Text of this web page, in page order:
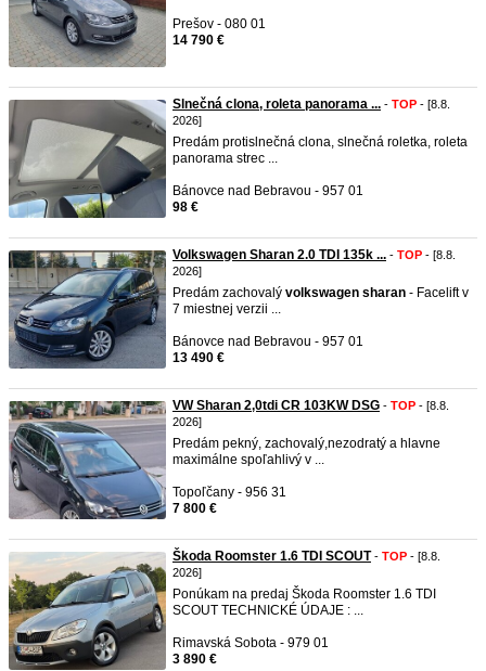
Prešov - 080 01
14 790 €
Slnečná clona, roleta panorama ... - TOP - [8.8.
2026]
Predám protislnečná clona, slnečná roletka, roleta
panorama strec ...
Bánovce nad Bebravou - 957 01
98 €
Volkswagen Sharan 2.0 TDI 135k ... - TOP - [8.8.
2026]
Predám zachovalý volkswagen sharan - Facelift v
7 miestnej verzii ...
Bánovce nad Bebravou - 957 01
13 490 €
VW Sharan 2,0tdi CR 103KW DSG - TOP - [8.8.
2026]
Predám pekný, zachovalý,nezodratý a hlavne
maximálne spoľahlivý v ...
Topoľčany - 956 31
7 800 €
Škoda Roomster 1.6 TDI SCOUT- TOP - [8.8.
2026]
Ponúkam na predaj Škoda Roomster 1.6 TDI
SCOUT TECHNICKÉ ÚDAJE : ...
Rimavská Sobota - 979 01
3 890 €